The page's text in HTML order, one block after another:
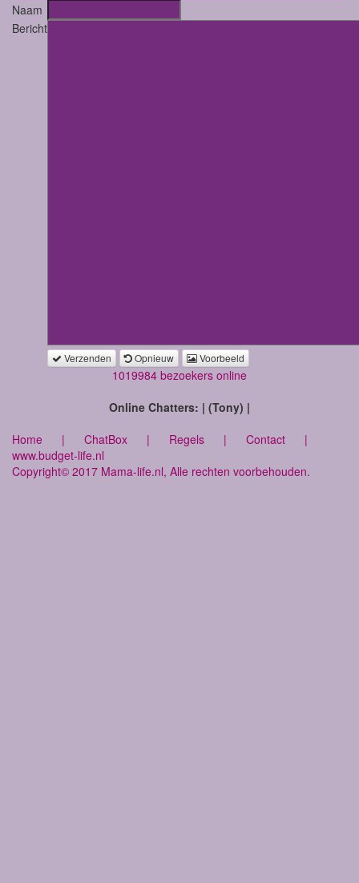
Naam
Bericht
Verzenden Opnieuw Voorbeeld
1019984 bezoekers online
Online Chatters: | (Tony) |
Home | ChatBox | Regels | Contact |
www.budget-life.nl
Copyright© 2017 Mama-life.nl, Alle rechten voorbehouden.